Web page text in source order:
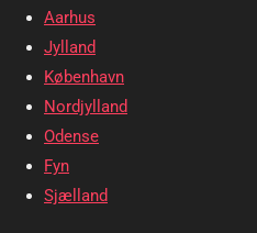
Aarhus
Jylland
København
Nordjylland
Odense
Fyn
Sjælland